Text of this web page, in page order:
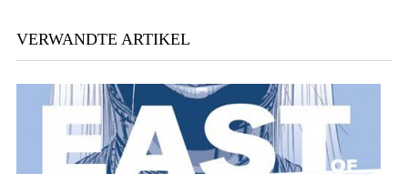
VERWANDTE ARTIKEL